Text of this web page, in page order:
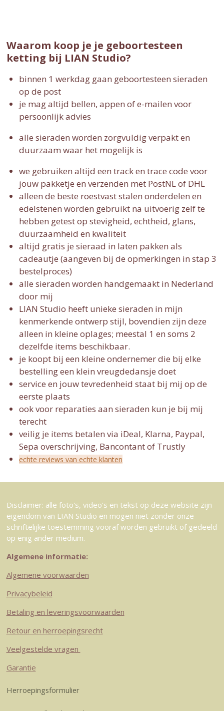
Waarom koop je je geboortesteen
ketting bij LIAN Studio?
binnen 1 werkdag gaan geboortesteen sieraden
op de post
je mag altijd bellen, appen of e-mailen voor
persoonlijk advies
alle sieraden worden zorgvuldig verpakt en
duurzaam waar het mogelijk is
we gebruiken altijd een track en trace code voor
jouw pakketje en verzenden met PostNL of DHL
alleen de beste roestvast stalen onderdelen en
edelstenen worden gebruikt na uitvoerig zelf te
hebben getest op stevigheid, echtheid, glans,
duurzaamheid en kwaliteit
altijd gratis je sieraad in laten pakken als
cadeautje (aangeven bij de opmerkingen in stap 3
bestelproces)
alle sieraden worden handgemaakt in Nederland
door mij
LIAN Studio heeft unieke sieraden in mijn
kenmerkende ontwerp stijl, bovendien zijn deze
alleen in kleine oplages; meestal 1 en soms 2
dezelfde items beschikbaar.
je koopt bij een kleine ondernemer die bij elke
bestelling een klein vreugdedansje doet
service en jouw tevredenheid staat bij mij op de
eerste plaats
ook voor reparaties aan sieraden kun je bij mij
terecht
veilig je items betalen via iDeal, Klarna, Paypal,
Sepa overschrijving, Bancontant of Trustly
echte reviews van echte klanten
Disclaimer: alle foto's, video's en tekst op deze website zijn
eigendom van LIAN Studio en mogen niet zonder onze
schriftelijke toestemming vooraf worden gebruikt of gedeeld
op enig ander medium.
Algemene informatie:
Algemene voorwaarden
Privacybeleid
Betaling en leveringsvoorwaarden
Retour en herroepingsrecht
Veelgestelde vragen
Garantie
Herroepingsformulier